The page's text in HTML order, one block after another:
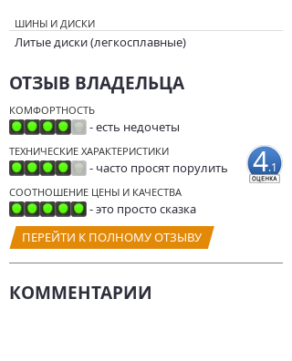
ШИНЫ И ДИСКИ
Литые диски (легкосплавные)
ОТЗЫВ ВЛАДЕЛЬЦА
КОМФОРТНОСТЬ
- есть недочеты
ТЕХНИЧЕСКИЕ ХАРАКТЕРИСТИКИ
- часто просят порулить
СООТНОШЕНИЕ ЦЕНЫ И КАЧЕСТВА
- это просто сказка
4.1
ПЕРЕЙТИ К ПОЛНОМУ ОТЗЫВУ
КОММЕНТАРИИ